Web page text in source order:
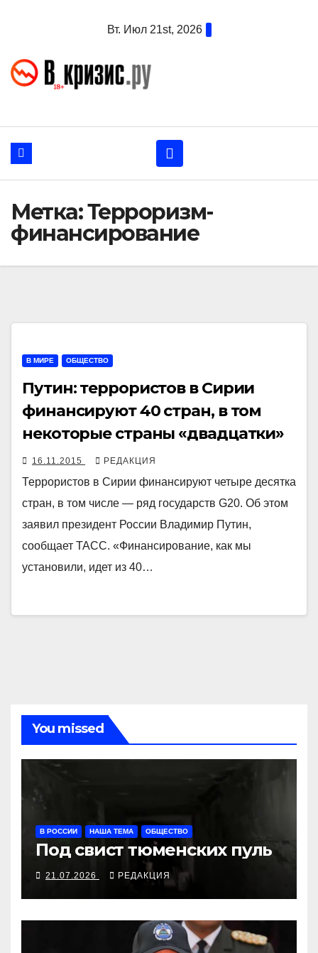
Вт. Июл 21st, 2026
Метка:Терроризм-
финансирование
В МИРЕ ОБЩЕСТВО
Путин: террористов в Сирии
финансируют 40 стран, в том
некоторые страны «двадцатки»
16.11.2015 РЕДАКЦИЯ
Террористов в Сирии финансируют четыре десятка
стран, в том числе — ряд государств G20. Об этом
заявил президент России Владимир Путин,
сообщает ТАСС. «Финансирование, как мы
установили, идет из 40…
You missed
В РОССИИ НАША ТЕМА ОБЩЕСТВО
Под свист тюменских пуль
21.07.2026 РЕДАКЦИЯ